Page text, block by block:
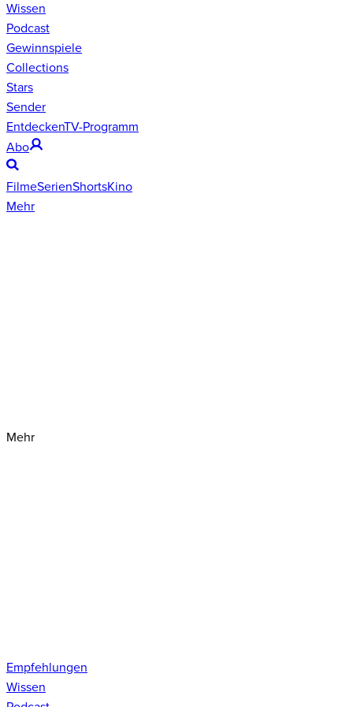
Wissen
Podcast
Gewinnspiele
Collections
Stars
Sender
EntdeckenTV-Programm
Abo
FilmeSerienShortsKino
Mehr
Mehr
Empfehlungen
Wissen